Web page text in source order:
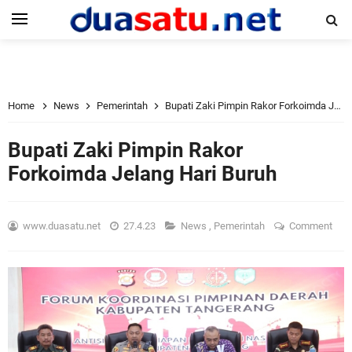
Home News Pemerintah Bupati Zaki Pimpin Rakor Forkoimda Jelang Hari Buruh
Bupati Zaki Pimpin Rakor
Forkoimda Jelang Hari Buruh
www.duasatu.net 27.4.23 News , Pemerintah Comment